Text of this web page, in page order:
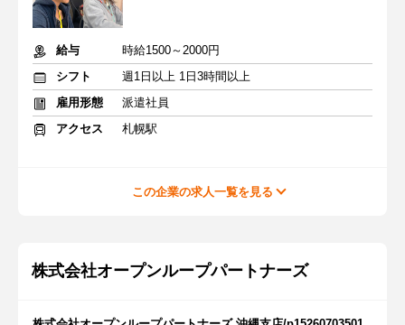
給与
時給1500～2000円
シフト
週1日以上 1日3時間以上
雇用形態
派遣社員
アクセス
札幌駅
この企業の求人一覧を見る
株式会社オープンループパートナーズ